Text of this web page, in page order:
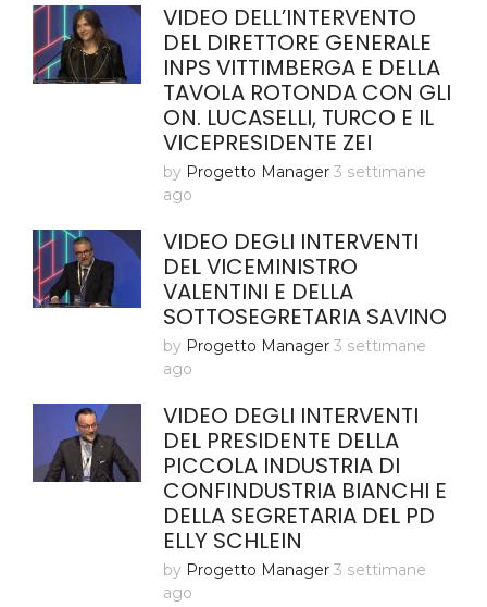
VIDEO DELL’INTERVENTO
DEL DIRETTORE GENERALE
INPS VITTIMBERGA E DELLA
TAVOLA ROTONDA CON GLI
ON. LUCASELLI, TURCO E IL
VICEPRESIDENTE ZEI
by Progetto Manager 3 settimane
ago
VIDEO DEGLI INTERVENTI
DEL VICEMINISTRO
VALENTINI E DELLA
SOTTOSEGRETARIA SAVINO
by Progetto Manager 3 settimane
ago
VIDEO DEGLI INTERVENTI
DEL PRESIDENTE DELLA
PICCOLA INDUSTRIA DI
CONFINDUSTRIA BIANCHI E
DELLA SEGRETARIA DEL PD
ELLY SCHLEIN
by Progetto Manager 3 settimane
ago